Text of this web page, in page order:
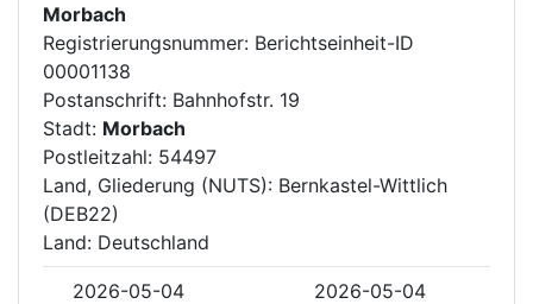
Morbach
Registrierungsnummer: Berichtseinheit-ID
00001138
Postanschrift: Bahnhofstr. 19
Stadt: Morbach
Postleitzahl: 54497
Land, Gliederung (NUTS): Bernkastel-Wittlich
(DEB22)
Land: Deutschland
2026-05-04
2026-05-04